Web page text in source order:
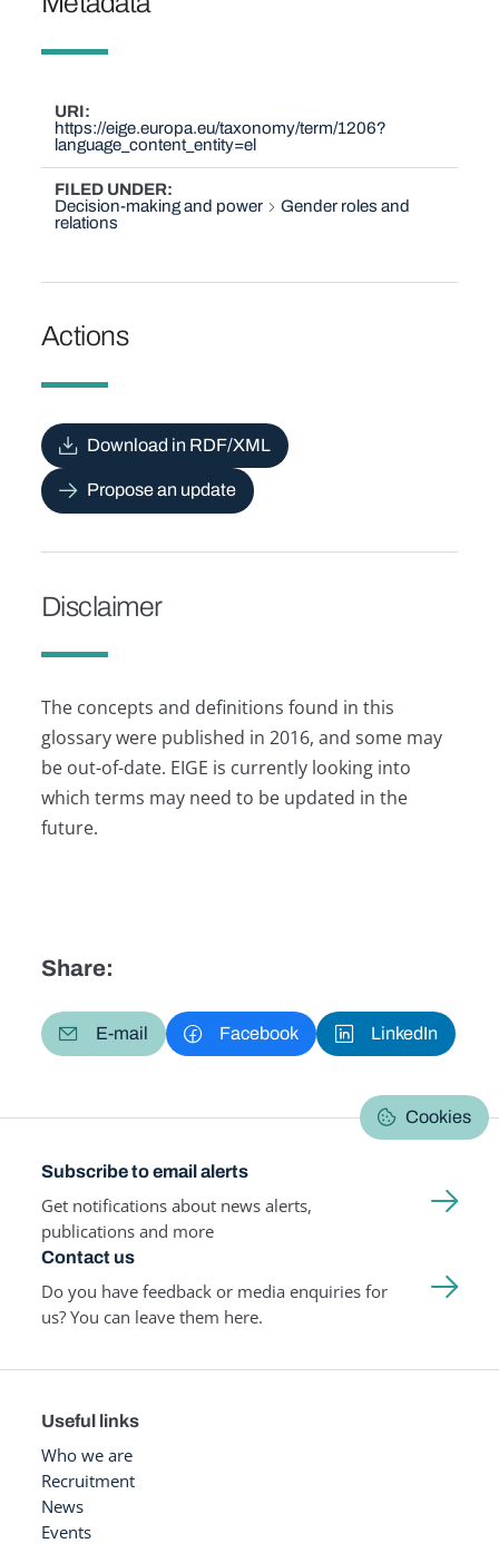
URI
https://eige.europa.eu/taxonomy/term/1206?
language_content_entity=el
FILED UNDER
Decision-making and power
Gender roles and
relations
Actions
Download in RDF/XML
Propose an update
Disclaimer
The concepts and definitions found in this
glossary were published in 2016, and some may
be out-of-date. EIGE is currently looking into
which terms may need to be updated in the
future.
Share:
E-mail Facebook LinkedIn
Cookies
Subscribe to email alerts
Get notifications about news alerts,
publications and more
Contact us
Do you have feedback or media enquiries for
us? You can leave them here.
Useful links
Who we are
Recruitment
News
Events